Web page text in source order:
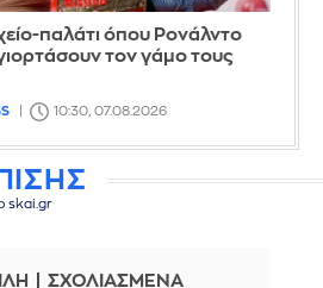
παλάτι όπου Ρονάλντο
τον γάμο τους
10:30, 07.08.2026
skai.gr
ΣΧΟΛΙΑΣΜΕΝΑ